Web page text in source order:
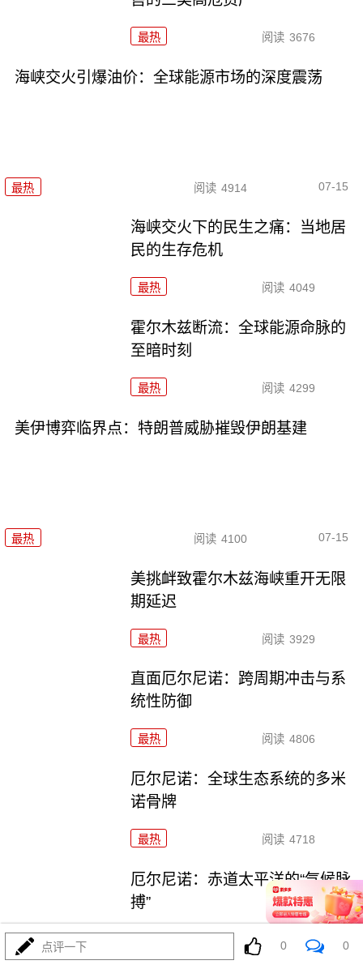
最热 阅读 3676
海峡交火引爆油价：全球能源市场的深度震荡
最热 阅读 4914 07-15
海峡交火下的民生之痛：当地居
民的生存危机
最热 阅读 4049
霍尔木兹断流：全球能源命脉的
至暗时刻
最热 阅读 4299
美伊博弈临界点：特朗普威胁摧毁伊朗基建
最热 阅读 4100 07-15
美挑衅致霍尔木兹海峡重开无限
期延迟
最热 阅读 3929
直面厄尔尼诺：跨周期冲击与系
统性防御
最热 阅读 4806
厄尔尼诺：全球生态系统的多米
诺骨牌
最热 阅读 4718
厄尔尼诺：赤道太平洋的“气候脉
搏”
阅读 4504
点评一下 0 0